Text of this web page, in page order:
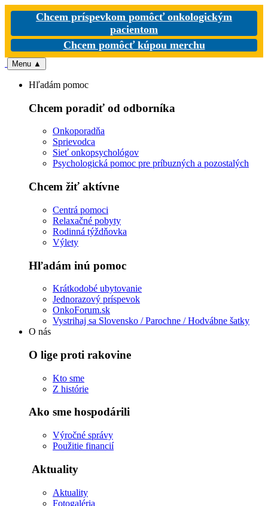
Chcem príspevkom pomôcť onkologickým
pacientom
Chcem pomôcť kúpou merchu
Menu ▲
Hľadám pomoc
Chcem poradiť od odborníka
Onkoporadňa
Sprievodca
Sieť onkopsychológov
Psychologická pomoc pre príbuzných a pozostalých
Chcem žiť aktívne
Centrá pomoci
Relaxačné pobyty
Rodinná týždňovka
Výlety
Hľadám inú pomoc
Krátkodobé ubytovanie
Jednorazový príspevok
OnkoForum.sk
Vystrihaj sa Slovensko / Parochne / Hodvábne šatky
O nás
O lige proti rakovine
Kto sme
Z histórie
Ako sme hospodárili
Výročné správy
Použitie financií
Aktuality
Aktuality
Fotogaléria